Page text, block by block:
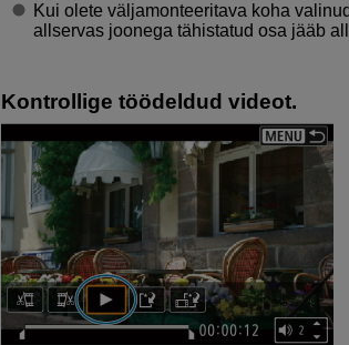
Kui olete väljamonteeritava koha
allservas joonega tähistatud osa jääb
Kontrollige töödeldud videot.